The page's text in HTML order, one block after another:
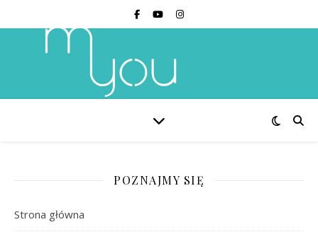
POZNAJMY SIĘ
Strona główna